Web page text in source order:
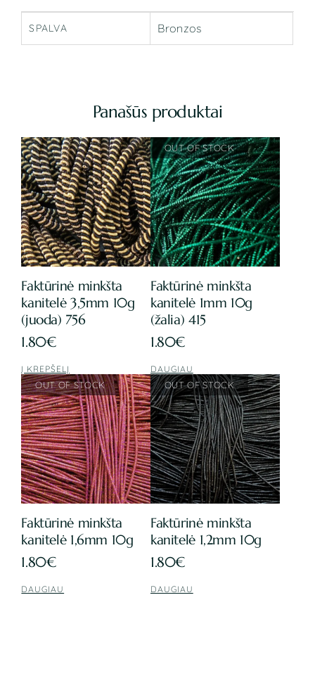
SPALVA Bronzos
Panašūs produktai
Faktūrinė minkšta
kanitelė 3,5mm 10g
(juoda) 756
1.80€
Į KREPŠELĮ
Faktūrinė minkšta
kanitelė 1mm 10g
(žalia) 415
1.80€
DAUGIAU
Faktūrinė minkšta
kanitelė 1,6mm 10g
1.80€
DAUGIAU
Faktūrinė minkšta
kanitelė 1,2mm 10g
1.80€
DAUGIAU